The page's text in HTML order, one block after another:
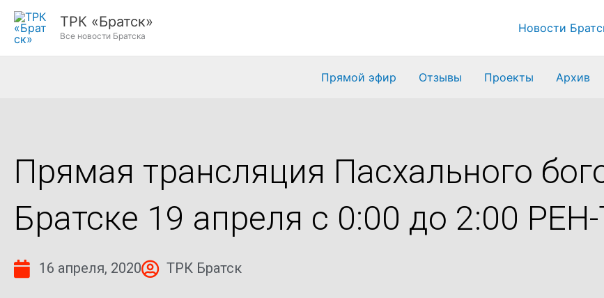
Перейти
ТРК «Братск»
Все новости Братска
Новости
Прямой эфир Отзывы Проекты Архив
Прямая трансляция Пасхального
Братске 19 апреля с 0:00 до 2:00
16 апреля, 2020 ТРК Братск